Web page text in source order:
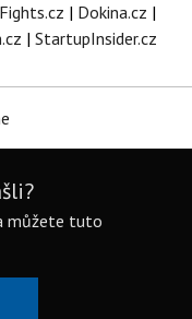
Fights.cz | Dokina.cz |
| StartupInsider.cz
můžete tuto